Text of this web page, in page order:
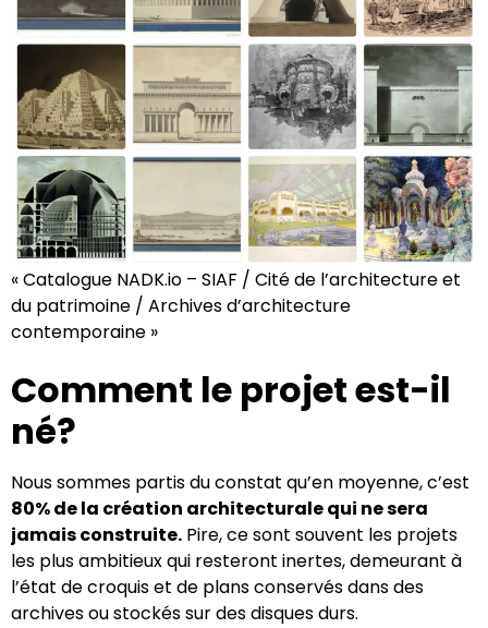
« Catalogue NADK.io – SIAF / Cité de l’architecture et
du patrimoine / Archives d’architecture
contemporaine »
Comment le projet est-il
né?
Nous sommes partis du constat qu’en moyenne, c’est
80% de la création architecturale qui ne sera
jamais construite. Pire, ce sont souvent les projets
les plus ambitieux qui resteront inertes, demeurant à
l’état de croquis et de plans conservés dans des
archives ou stockés sur des disques durs.